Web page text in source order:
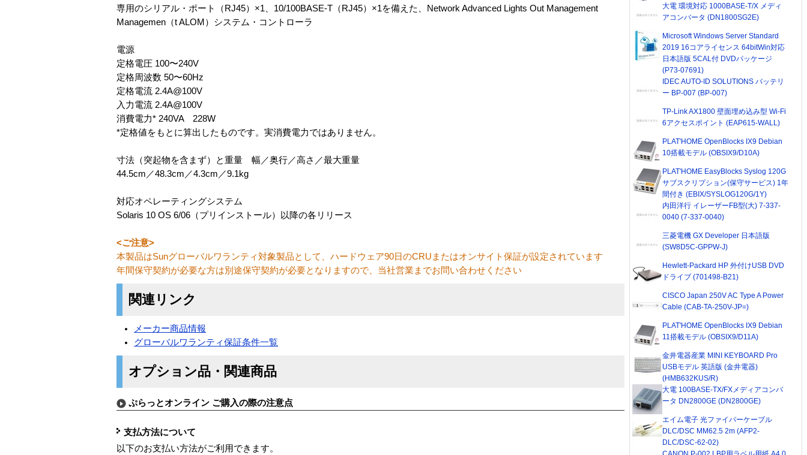
専用のシリアル・ポート（RJ45）×1、10/100BASE-T（RJ45）×1を備えた、Network Advanced Lights Out Management
Managemen（t ALOM）システム・コントローラ
電源
定格電圧 100〜240V
定格周波数 50〜60Hz
定格電流 2.4A@100V
入力電流 2.4A@100V
消費電力* 240VA 228W
*定格値をもとに算出したものです。実消費電力ではありません。
寸法（突起物を含まず）と重量 幅／奥行／高さ／最大重量
44.5cm／48.3cm／4.3cm／9.1kg
対応オペレーティングシステム
Solaris 10 OS 6/06（プリインストール）以降の各リリース
<ご注意>
本製品はSunグローバルワランティ対象製品として、ハードウェア90日のCRUまたはオンサイト保証が設定されています
年間保守契約が必要な方は別途保守契約が必要となりますので、当社営業までお問い合わせください
関連リンク
メーカー商品情報
グローバルワランティ保証条件一覧
オプション品・関連商品
ぷらっとオンライン ご購入の際の注意点
支払方法について
以下のお支払い方法がご利用できます。
大電 環境対応 1000BASE-T/X メディ
アコンバータ (DN1800SG2E)
Microsoft Windows Server Standard
2019 16コアライセンス 64bitWin対応
日本語版 5CAL付 DVDパッケージ
(P73-07691)
IDEC AUTO-ID SOLUTIONS バッテリ
ー BP-007 (BP-007)
TP-Link AX1800 壁面埋め込み型 Wi-Fi
6アクセスポイント (EAP615-WALL)
PLAT'HOME OpenBlocks IX9 Debian
10搭載モデル (OBSIX9/D10A)
PLAT'HOME EasyBlocks Syslog 120G
サブスクリプション(保守サービス) 1年
間付き (EBIX/SYSLOG120G/1Y)
内田洋行 イレーザーFB型(大) 7-337-
0040 (7-337-0040)
三菱電機 GX Developer 日本語版
(SW8D5C-GPPW-J)
Hewlett-Packard HP 外付けUSB DVD
ドライブ (701498-B21)
CISCO Japan 250V AC Type A Power
Cable (CAB-TA-250V-JP=)
PLAT'HOME OpenBlocks IX9 Debian
11搭載モデル (OBSIX9/D11A)
金井電器産業 MINI KEYBOARD Pro
USBモデル 英語版 (金井電器)
(HMB632KUS/R)
大電 100BASE-TX/FXメディアコンバ
ータ DN2800GE (DN2800GE)
エイム電子 光ファイバーケーブル
DLC/DSC MM62.5 2m (AFP2-
DLC/DSC-62-02)